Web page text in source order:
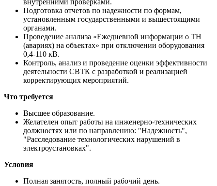
Подготовка отчетов по надежности по формам,
установленным государственными и вышестоящими
органами.
Проведение анализа «Ежедневной информации о ТН
(авариях) на объектах» при отключении оборудования
0,4-110 кВ.
Контроль, анализ и проведение оценки эффективности
деятельности СВТК с разработкой и реализацией
корректирующих мероприятий.
Что требуется
Высшее образование.
Желателен опыт работы на инженерно-технических
должностях или по направлению: "Надежность",
"Расследование технологических нарушений в
электроустановках".
Условия
Полная занятость, полный рабочий день.